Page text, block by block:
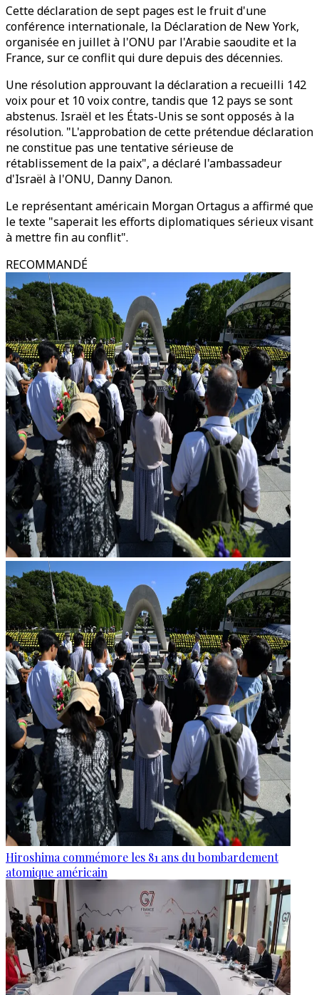
Cette déclaration de sept pages est le fruit d'une
conférence internationale, la Déclaration de New York,
organisée en juillet à l'ONU par l'Arabie saoudite et la
France, sur ce conflit qui dure depuis des décennies.
Une résolution approuvant la déclaration a recueilli 142
voix pour et 10 voix contre, tandis que 12 pays se sont
abstenus. Israël et les États-Unis se sont opposés à la
résolution. "L'approbation de cette prétendue déclaration
ne constitue pas une tentative sérieuse de
rétablissement de la paix", a déclaré l'ambassadeur
d'Israël à l'ONU, Danny Danon.
Le représentant américain Morgan Ortagus a affirmé que
le texte "saperait les efforts diplomatiques sérieux visant
à mettre fin au conflit".
RECOMMANDÉ
Hiroshima commémore les 81 ans du bombardement
atomique américain